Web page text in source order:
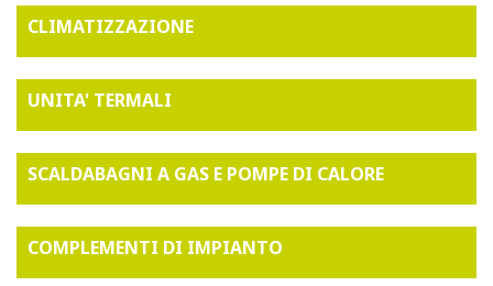
CLIMATIZZAZIONE
UNITA' TERMALI
SCALDABAGNI A GAS E POMPE DI CALORE
COMPLEMENTI DI IMPIANTO